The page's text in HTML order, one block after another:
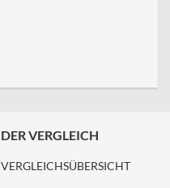
DER VERGLEICH
VERGLEICHSÜBERSICHT